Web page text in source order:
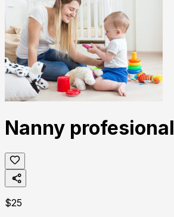
Nanny profesional
$25